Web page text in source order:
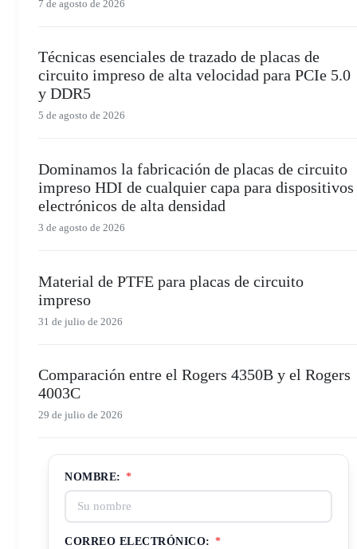
7 de agosto de 2026
Técnicas esenciales de trazado de placas de
circuito impreso de alta velocidad para PCIe 5.0
y DDR5
5 de agosto de 2026
Dominamos la fabricación de placas de circuito
impreso HDI de cualquier capa para dispositivos
electrónicos de alta densidad
3 de agosto de 2026
Material de PTFE para placas de circuito
impreso
31 de julio de 2026
Comparación entre el Rogers 4350B y el Rogers
4003C
29 de julio de 2026
NOMBRE: *
CORREO ELECTRÓNICO: *